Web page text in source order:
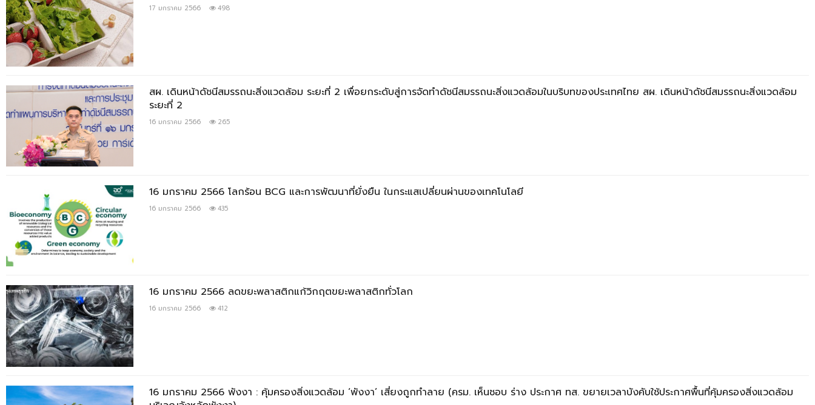
17 มกราคม 2566 498
สผ. เดินหน้าดัชนีสมรรถนะสิ่งแวดล้อม ระยะที่ 2 เพื่อยกระดับสู่การจัดทำดัชนีสมรรถนะสิ่งแวดล้อมในบริบทของประเทศไทย สผ. เดินหน้าดัชนีสมรรถนะสิ่งแวดล้อม
ระยะที่ 2
16 มกราคม 2566 265
16 มกราคม 2566 โลกร้อน BCG และการพัฒนาที่ยั่งยืน ในกระแสเปลี่ยนผ่านของเทคโนโลยี
16 มกราคม 2566 435
16 มกราคม 2566 ลดขยะพลาสติกแก้วิกฤตขยะพลาสติกทั่วโลก
16 มกราคม 2566 412
16 มกราคม 2566 พังงา : คุ้มครองสิ่งแวดล้อม ‘พังงา’ เสี่ยงถูกทำลาย (ครม. เห็นชอบ ร่าง ประกาศ ทส. ขยายเวลาบังคับใช้ประกาศพื้นที่คุ้มครองสิ่งแวดล้อม